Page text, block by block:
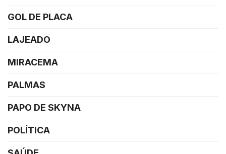
GOL DE PLACA
LAJEADO
MIRACEMA
PALMAS
PAPO DE SKYNA
POLÍTICA